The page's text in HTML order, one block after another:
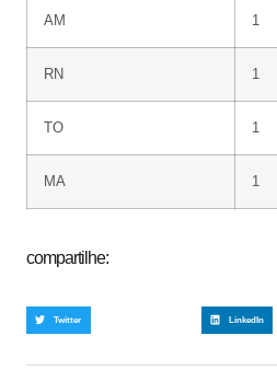
AM 1
RN 1
TO 1
MA 1
compartilhe:
Twitter LinkedIn